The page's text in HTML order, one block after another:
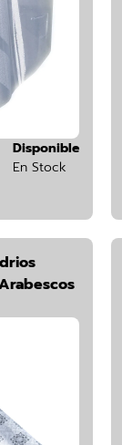
Disponible
En Stock